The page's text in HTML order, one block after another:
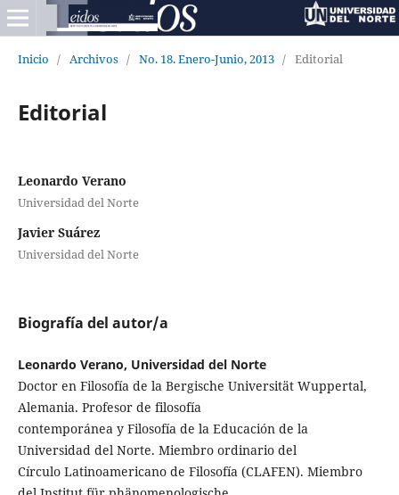
Inicio / Archivos / No. 18. Enero-Junio, 2013 / Editorial
Editorial
Leonardo Verano
Universidad del Norte
Javier Suárez
Universidad del Norte
Biografía del autor/a
Leonardo Verano, Universidad del Norte
Doctor en Filosofía de la Bergische Universität Wuppertal,
Alemania. Profesor de filosofía
contemporánea y Filosofía de la Educación de la
Universidad del Norte. Miembro ordinario del
Círculo Latinoamericano de Filosofía (CLAFEN). Miembro